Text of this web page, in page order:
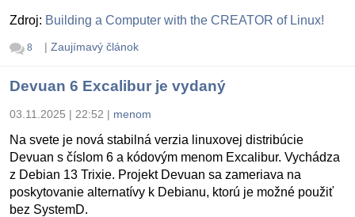
Zdroj: Building a Computer with the CREATOR of Linux!
8 | Zaujímavý článok
Devuan 6 Excalibur je vydaný
03.11.2025 | 22:52 | menom
Na svete je nová stabilná verzia linuxovej distribúcie
Devuan s číslom 6 a kódovým menom Excalibur. Vychádza
z Debian 13 Trixie. Projekt Devuan sa zameriava na
poskytovanie alternatívy k Debianu, ktorú je možné použiť
bez SystemD.